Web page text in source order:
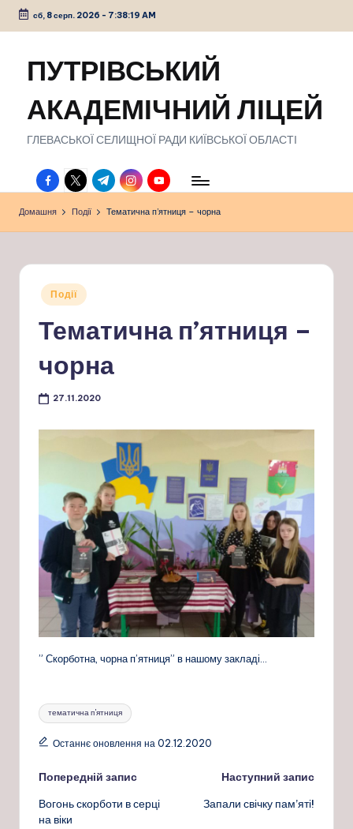
Перейти
сб, 8 серп. 2026 - 7:38:20 AM
ПУТРІВСЬКИЙ
АКАДЕМІЧНИЙ ЛІЦЕЙ
ГЛЕВАСЬКОЇ СЕЛИЩНОЇ РАДИ КИЇВСЬКОЇ ОБЛАСТІ
facebook.com
twitter.com
t.me instagram.com
youtube.com
Домашня Події Тематична п’ятниця – чорна
Опубліковано
Події
Тематична п’ятниця –
чорна
27.11.2020
” Скорботна, чорна п’ятниця” в нашому закладі…
Позначки:
тематична п'ятниця
Останнє оновлення на 02.12.2020
Навігація
по
Попередній запис
Вогонь скорботи в серці
на віки
Наступний запис
Запали свічку пам’яті!